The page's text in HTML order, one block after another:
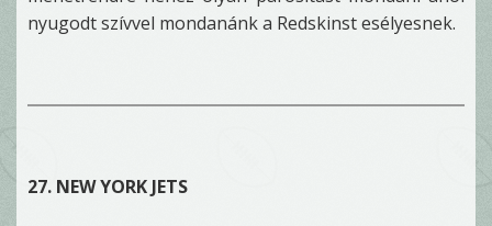
nyugodt szívvel mondanánk a Redskinst esélyesnek.
27. NEW YORK JETS